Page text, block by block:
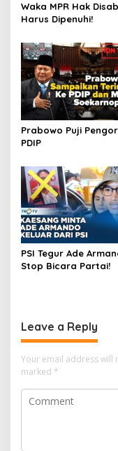
Waka MPR Hak
Harus Dipenuhi!
Prabowo Puji
PDIP
PSI Tegur Ade
Stop Bicara Partai!
Leave a Reply
Your email address will
marked *